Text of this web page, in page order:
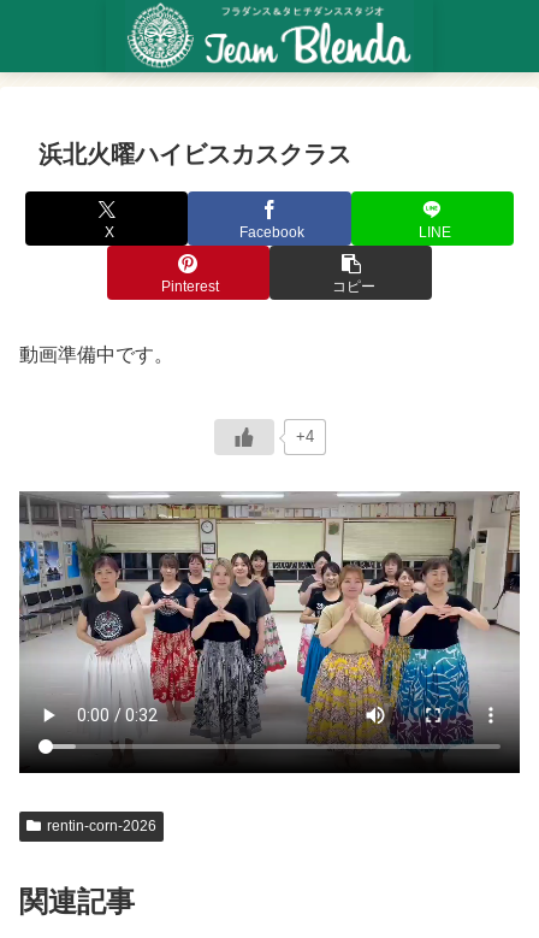
浜北火曜ハイビスカスクラス
X Facebook LINE
Pinterest コピー
動画準備中です。
+4
rentin-corn-2026
関連記事